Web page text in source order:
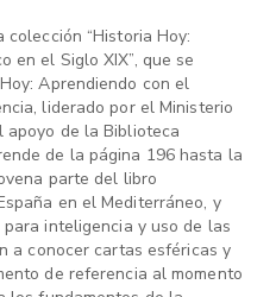
“Historia Hoy:
en el Siglo XIX”, que se
Aprendiendo con el
liderado por el Ministerio
apoyo de la Biblioteca
de la página 196 hasta la
parte del libro
en el Mediterráneo, y
inteligencia y uso de las
a conocer cartas esféricas y
de referencia al momento